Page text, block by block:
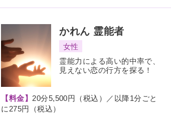
かれん 霊能者
女性
霊能力による高い的中率で、
見えない恋の行方を探る！
【料金】 20分5,500円（税込）／以降1分ごと
に275円（税込）